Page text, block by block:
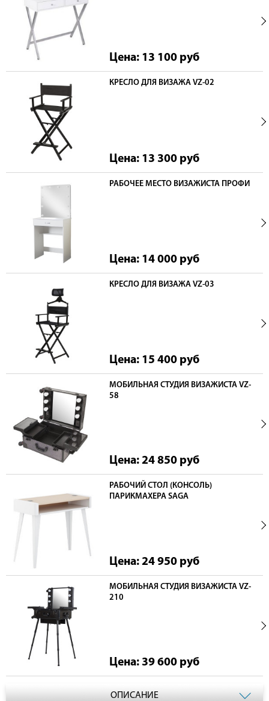
Цена: 13 100 руб
КРЕСЛО ДЛЯ ВИЗАЖА VZ-02
Цена: 13 300 руб
РАБОЧЕЕ МЕСТО ВИЗАЖИСТА ПРОФИ
Цена: 14 000 руб
КРЕСЛО ДЛЯ ВИЗАЖА VZ-03
Цена: 15 400 руб
МОБИЛЬНАЯ СТУДИЯ ВИЗАЖИСТА VZ-
58
Цена: 24 850 руб
РАБОЧИЙ СТОЛ (КОНСОЛЬ)
ПАРИКМАХЕРА SAGA
Цена: 24 950 руб
МОБИЛЬНАЯ СТУДИЯ ВИЗАЖИСТА VZ-
210
Цена: 39 600 руб
ОПИСАНИЕ